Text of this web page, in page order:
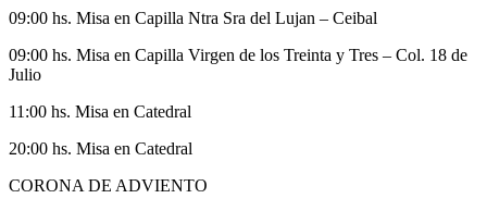
09:00 hs. Misa en Capilla Ntra Sra del Lujan – Ceibal
09:00 hs. Misa en Capilla Virgen de los Treinta y Tres – Col. 18 de
Julio
11:00 hs. Misa en Catedral
20:00 hs. Misa en Catedral
CORONA DE ADVIENTO